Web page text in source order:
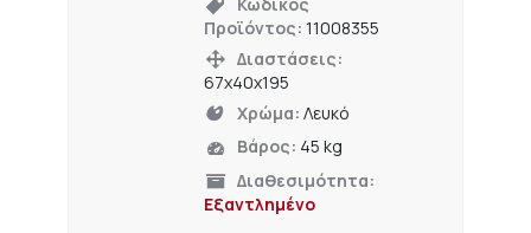
Προϊόντος:11008355
Διαστάσεις:
67x40x195
Χρώμα:Λευκό
Βάρος: 45 kg
Διαθεσιμότητα:
Εξαντλημένο